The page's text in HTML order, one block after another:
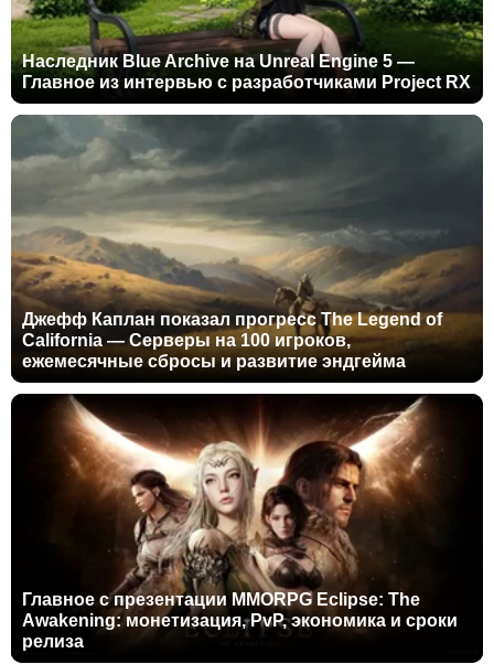
Наследник Blue Archive на Unreal Engine 5 —
Главное из интервью с разработчиками Project RX
Джефф Каплан показал прогресс The Legend of
California — Серверы на 100 игроков,
ежемесячные сбросы и развитие эндгейма
Главное с презентации MMORPG Eclipse: The
Awakening: монетизация, PvP, экономика и сроки
релиза